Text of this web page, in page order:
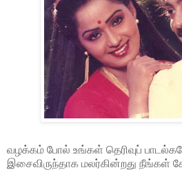
வழக்கம் போல் உங்கள் தெரிவுப்
இசைவிருந்தாக மலர்கின்றது நீங்கள்